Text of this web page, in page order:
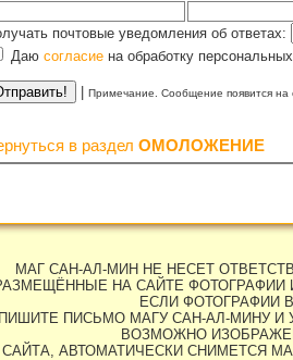
почтовые уведомления об ответах:
Даю согласие на обработку
Примечание. Сообщение появится на
в раздел ОМОЛОЖЕНИЕ
МАГ САН-АЛ-МИН НЕ НЕСЕТ
НА САЙТЕ
ЕСЛИ ФОТОГРАФИИ
ПИСЬМО МАГУ САН-АЛ-МИНУ И
ВОЗМОЖНО
АВТОМАТИЧЕСКИ СНИМЕТСЯ